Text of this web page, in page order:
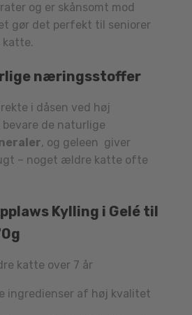
og er skånsomt mod
gør det perfekt til seniorer
katte.
næringsstoffer
i dåsen ved høj
de naturlige
, og geleen giver
– noget ældre katte ofte
Kylling i Gelé til
katte over 7 år
ingredienser af høj kvalitet